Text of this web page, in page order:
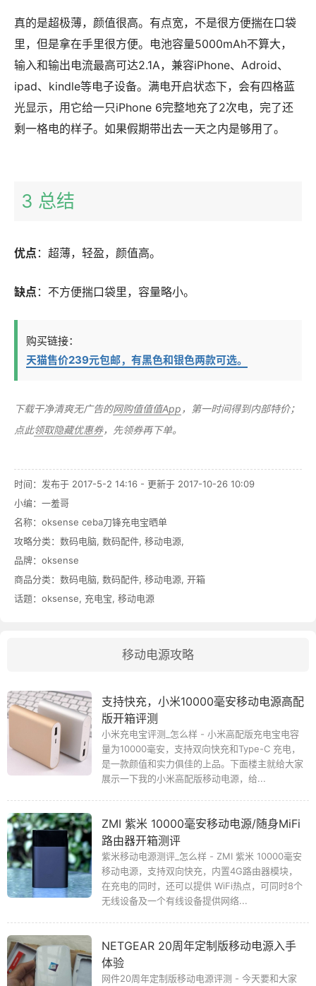
真的是超极薄，颜值很高。有点宽，不是很方便揣在口袋
里，但是拿在手里很方便。电池容量5000mAh不算大，
输入和输出电流最高可达2.1A，兼容iPhone、Adroid、
ipad、kindle等电子设备。满电开启状态下，会有四格蓝
光显示，用它给一只iPhone 6完整地充了2次电，完了还
剩一格电的样子。如果假期带出去一天之内是够用了。
3 总结
优点 ：超薄，轻盈，颜值高。
缺点 ：不方便揣口袋里，容量略小。
购买链接：
天猫售价239元包邮，有黑色和银色两款可选。
下载干净清爽无广告的网购值值值App ，第一时间得到内部特价；
点此领取隐藏优惠券，先领券再下单。
时间：发布于 2017-5-2 14:16 - 更新于 2017-10-26 10:09
小编：一羞哥
名称： oksense ceba刀锋充电宝晒单
攻略分类： 数码电脑, 数码配件, 移动电源,
品牌： oksense
商品分类： 数码电脑, 数码配件, 移动电源, 开箱
话题： oksense, 充电宝, 移动电源
移动电源攻略
支持快充，小米10000毫安移动电源高配
版开箱评测
小米充电宝评测_怎么样 - 小米高配版充电宝电容
量为10000毫安，支持双向快充和Type-C 充电，
是一款颜值和实力俱佳的上品。下面楼主就给大家
展示一下我的小米高配版移动电源，给...
ZMI 紫米 10000毫安移动电源/随身MiFi
路由器开箱测评
紫米移动电源测评_怎么样 - ZMI 紫米 10000毫安
移动电源，支持双向快充，内置4G路由器模块，
在充电的同时，还可以提供 WiFi热点，可同时8个
无线设备及一个有线设备提供网络...
NETGEAR 20周年定制版移动电源入手
体验
网件20周年定制版移动电源评测 - 今天要和大家